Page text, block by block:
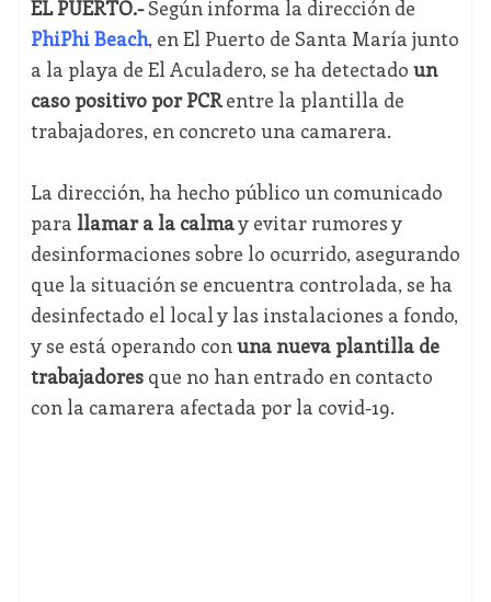
EL PUERTO.-Según informa la dirección de
PhiPhi Beach, en El Puerto de Santa María junto
a la playa de El Aculadero, se ha detectado un
caso positivo por PCRentre la plantilla de
trabajadores, en concreto una camarera.
La dirección, ha hecho público un comunicado
para llamar a la calmay evitar rumores y
desinformaciones sobre lo ocurrido, asegurando
que la situación se encuentra controlada, se ha
desinfectado el local y las instalaciones a fondo,
y se está operando conuna nueva plantilla de
trabajadoresque no han entrado en contacto
con la camarera afectada por la covid-19.